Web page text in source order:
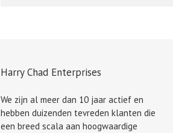
Harry Chad Enterprises
We zijn al meer dan 10 jaar actief en
hebben duizenden tevreden klanten die
een breed scala aan hoogwaardige